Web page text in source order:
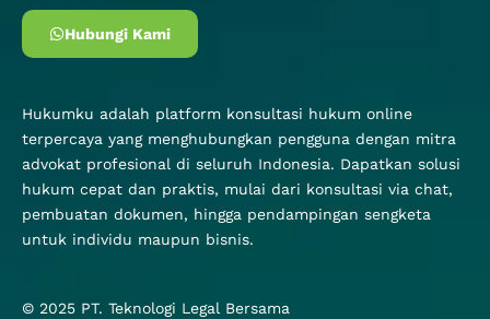
Hubungi Kami
Hukumku adalah platform konsultasi hukum online
terpercaya yang menghubungkan pengguna dengan mitra
advokat profesional di seluruh Indonesia. Dapatkan solusi
hukum cepat dan praktis, mulai dari konsultasi via chat,
pembuatan dokumen, hingga pendampingan sengketa
untuk individu maupun bisnis.
© 2025 PT. Teknologi Legal Bersama